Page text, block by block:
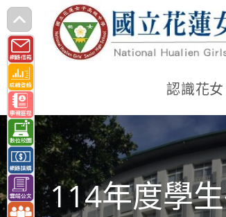
跳
轉
至
主
要
內
容
認識花女
114年度學